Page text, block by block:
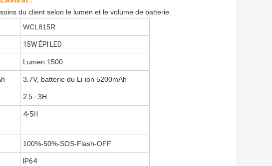
du client selon le lumen et le volume de batterie.
WCL815R
15W ÉPI LED
Lumen 1500
3.7V, batterie du Li-ion 5200mAh
2.5 - 3H
4-5H
100%-50%-SOS-Flash-OFF
IP64